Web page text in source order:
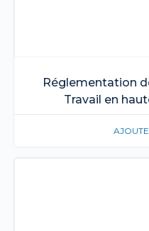
Réglementation
Travail en